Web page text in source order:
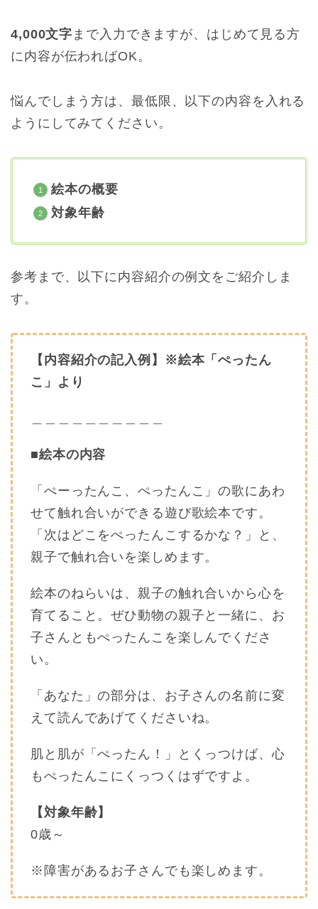
4,000文字 まで入力できますが、はじめて見る方
に内容が伝わればOK。
悩んでしまう方は、最低限、以下の内容を入れる
ようにしてみてください。
絵本の概要
対象年齢
参考まで、以下に内容紹介の例文をご紹介しま
す。
【内容紹介の記入例】※絵本「ぺったん
こ」より
■絵本の内容
「ぺーったんこ、ぺったんこ」の歌にあわ
せて触れ合いができる遊び歌絵本です。
「次はどこをぺったんこするかな？」と、
親子で触れ合いを楽しめます。
絵本のねらいは、親子の触れ合いから心を
育てること。ぜひ動物の親子と一緒に、お
子さんともぺったんこを楽しんでくださ
い。
「あなた」の部分は、お子さんの名前に変
えて読んであげてくださいね。
肌と肌が「ぺったん！」とくっつけば、心
もぺったんこにくっつくはずですよ。
【対象年齢】
0歳～
※障害があるお子さんでも楽しめます。